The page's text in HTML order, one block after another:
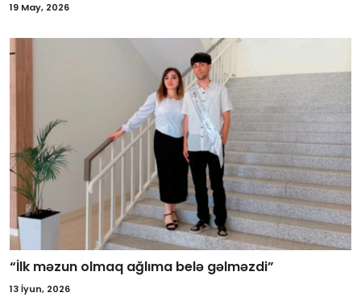
19 May, 2026
“İlk məzun olmaq ağlıma belə gəlməzdi”
13 İyun, 2026